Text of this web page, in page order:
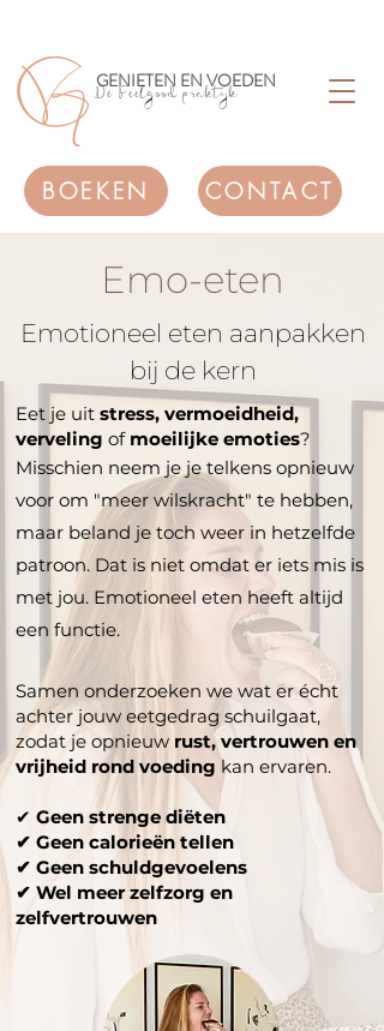
GENIETEN EN VOEDEN
Dé Feelgood praktijk
BOEKEN CONTACT
Emo-eten
Emotioneel eten aanpakken
bij de kern
Eet je uit stress, vermoeidheid,
verveling of moeilijke emoties?
Misschien neem je je telkens opnieuw
voor om "meer wilskracht" te hebben,
maar beland je toch weer in hetzelfde
patroon. Dat is niet omdat er iets mis is
met jou. Emotioneel eten heeft altijd
een functie.
Samen onderzoeken we wat er écht
achter jouw eetgedrag schuilgaat,
zodat je opnieuw rust, vertrouwen en
vrijheid rond voeding kan ervaren.
✔ Geen strenge diëten
✔ Geen calorieën tellen
✔ Geen schuldgevoelens
✔ Wel meer zelfzorg en
zelfvertrouwen